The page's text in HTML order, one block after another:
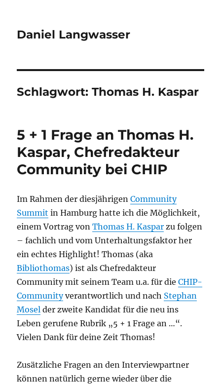
Daniel Langwasser
Schlagwort:Thomas H. Kaspar
5 + 1 Frage an Thomas H.
Kaspar, Chefredakteur
Community bei CHIP
Im Rahmen der diesjährigenCommunity
Summit in Hamburg hatte ich die Möglichkeit,
einem Vortrag vonThomas H. Kaspar zu folgen
– fachlich und vom Unterhaltungsfaktor her
ein echtes Highlight! Thomas (aka
Bibliothomas) ist als Chefredakteur
Community mit seinem Team u.a. für dieCHIP-
Communityverantwortlich und nach Stephan
Mosel der zweite Kandidat für die neu ins
Leben gerufene Rubrik „5 + 1 Frage an …“.
Vielen Dank für deine Zeit Thomas!
Zusätzliche Fragen an den Interviewpartner
können natürlich gerne wieder über die